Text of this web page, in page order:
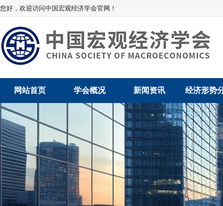
您好，欢迎访问中国宏观经济学会官网！
网站首页 学会概况
学会介绍
学术委员会
学会领导
组织机构
新闻资讯
新闻动态
党建动态
学会动态
会员动态
经济形势
经济数据
数说经济
经济运行与
产业发展